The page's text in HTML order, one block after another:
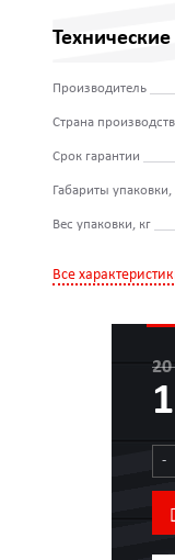
Производитель
Страна
Срок гарантии
Габариты
Вес упаковки, кг
Все
-